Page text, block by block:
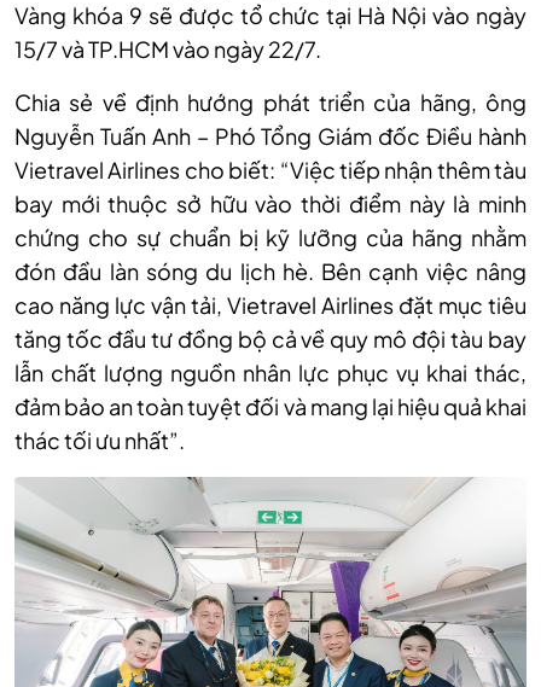
Vàng khóa 9 sẽ được tổ chức tại Hà Nội vào ngày
15/7 và TP.HCM vào ngày 22/7.
Chia sẻ về định hướng phát triển của hãng, ông
Nguyễn Tuấn Anh – Phó Tổng Giám đốc Điều hành
Vietravel Airlines cho biết: “Việc tiếp nhận thêm tàu
bay mới thuộc sở hữu vào thời điểm này là minh
chứng cho sự chuẩn bị kỹ lưỡng của hãng nhằm
đón đầu làn sóng du lịch hè. Bên cạnh việc nâng
cao năng lực vận tải, Vietravel Airlines đặt mục tiêu
tăng tốc đầu tư đồng bộ cả về quy mô đội tàu bay
lẫn chất lượng nguồn nhân lực phục vụ khai thác,
đảm bảo an toàn tuyệt đối và mang lại hiệu quả khai
thác tối ưu nhất”.